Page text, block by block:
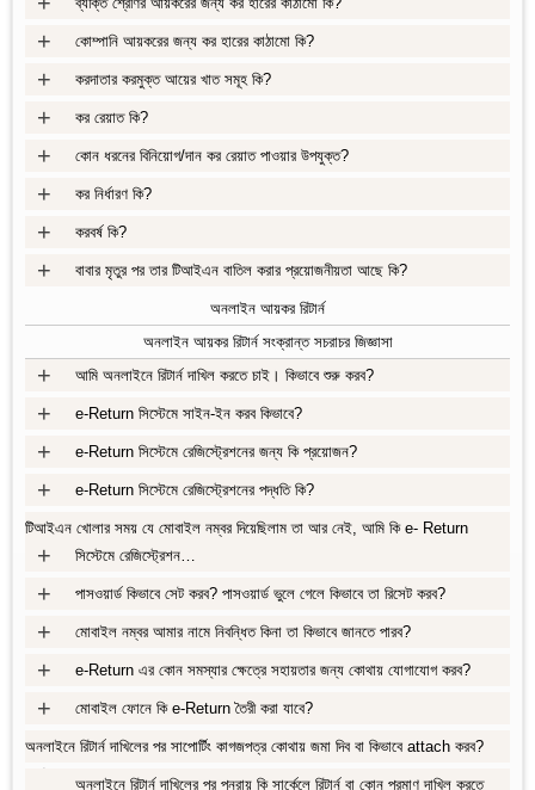
কোম্পানি আয়করের জন্য কর হারের কাঠামো কি?
+
করদাতার করমুক্ত আয়ের খাত সমূহ কি?
+
কর রেয়াত কি?
+
কোন ধরনের বিনিয়োগ/দান কর রেয়াত পাওয়ার উপযুক্ত?
+
কর নির্ধারণ কি?
+
করবর্ষ কি?
+
বাবার মৃতুর পর তার টিআইএন বাতিল করার প্রয়োজনীয়তা আছে কি?
+
অনলাইন আয়কর রিটার্ন
অনলাইন আয়কর রিটার্ন সংক্রান্ত সচরাচর জিজ্ঞাসা
আমি অনলাইনে রিটার্ন দাখিল করতে চাই। কিভাবে শুরু করব?
+
e-Return সিস্টেমে সাইন-ইন করব কিভাবে?
+
e-Return সিস্টেমে রেজিস্ট্রেশনের জন্য কি প্রয়োজন?
+
e-Return সিস্টেমে রেজিস্ট্রেশনের পদ্ধতি কি?
+
টিআইএন খোলার সময় যে মোবাইল নম্বর দিয়েছিলাম তা আর নেই, আমি কি e- Return
সিস্টেমে রেজিস্ট্রেশন…
+
পাসওয়ার্ড কিভাবে সেট করব? পাসওয়ার্ড ভুলে গেলে কিভাবে তা রিসেট করব?
+
মোবাইল নম্বর আমার নামে নিবন্ধিত কিনা তা কিভাবে জানতে পারব?
+
e-Return এর কোন সমস্যার ক্ষেত্রে সহায়তার জন্য কোথায় যোগাযোগ করব?
+
মোবাইল ফোনে কি e-Return তৈরী করা যাবে?
+
অনলাইনে রিটার্ন দাখিলের পর সাপোর্টিং কাগজপত্র কোথায় জমা দিব বা কিভাবে attach করব?
+
অনলাইনে রিটার্ন দাখিলের পর পুনরায় কি সার্কেলে রিটার্ন বা কোন প্রমাণ দাখিল করতে